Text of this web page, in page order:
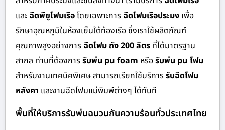
และ ฉีดพียูโฟมเรือโดยเฉพาะการ ฉีดโฟมเรือประมง เพื่อ
รักษาอุณหภูมิในห้องเย็นใต้ท้องเรือ ซึ่งเราใช้ผลิตภัณฑ์
คุณภาพสูงอย่างการ ฉีดโฟม ถัง 200 ลิตร ที่ได้มาตรฐาน
สากล ท่านที่ต้องการรับพ่น pu foam หรือรับพ่น pu โฟม
สำหรับงานเทคนิคพิเศษ สามารถเรียกใช้บริการรับฉีดโฟม
หลังคา และงานฉีดโฟมแม่พิมพ์ต่างๆ ได้ทันที
พื้นที่ให้บริการรับพ่นฉนวนกันความร้อนทั่วประเทศไทย